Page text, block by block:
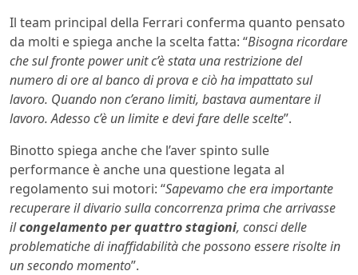
Il team principal della Ferrari conferma quanto pensato
da molti e spiega anche la scelta fatta: “Bisogna ricordare
che sul fronte power unit c’è stata una restrizione del
numero di ore al banco di prova e ciò ha impattato sul
lavoro. Quando non c’erano limiti, bastava aumentare il
lavoro. Adesso c’è un limite e devi fare delle scelte”.
Binotto spiega anche che l’aver spinto sulle
performance è anche una questione legata al
regolamento sui motori: “Sapevamo che era importante
recuperare il divario sulla concorrenza prima che arrivasse
ilcongelamento per quattro stagioni, consci delle
problematiche di inaffidabilità che possono essere risolte in
un secondo momento”.